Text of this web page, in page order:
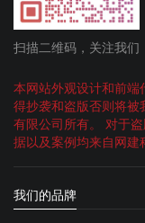
扫描二维码，关注我们
本网站外观设计和前端
得抄袭和盗版否则将被
有限公司所有。 对于
据以及案例均来自网建
我们的品牌